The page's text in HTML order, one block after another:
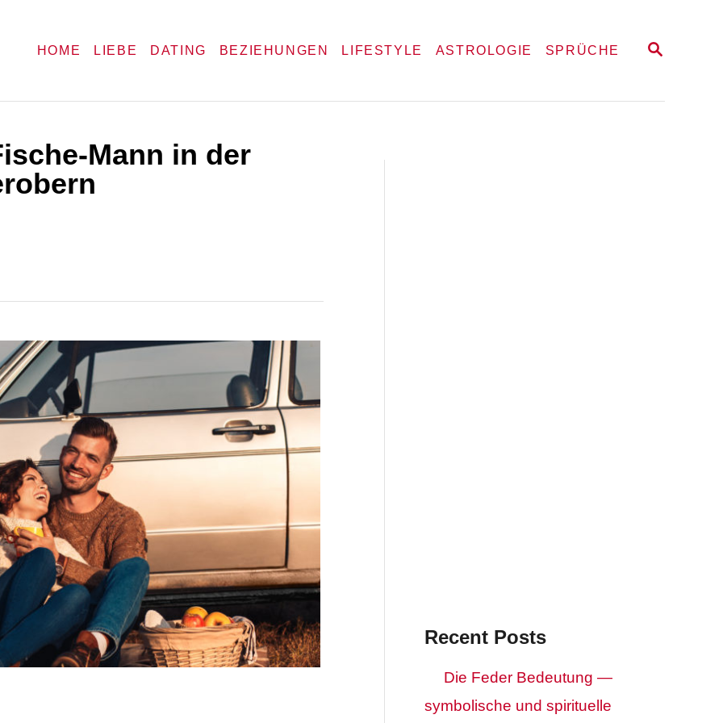
S
R
HOME LIEBE DATING BEZIEHUNGEN LIFESTYLE ASTROLOGIE SPRÜCHE
Mann in der
Recent Posts
Die Feder Bedeutung —
symbolische und spirituelle